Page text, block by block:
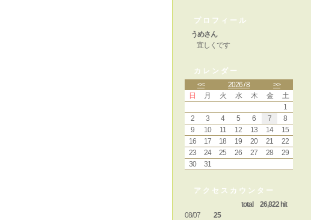
プロフィール
うめさん
宜しくです
カレンダー
<<
2026 / 8
>>
日
月 火 水 木 金
土
1
2
3 4 5 6 7
8
9
10 11 12 13 14
15
16
17 18 19 20 21
22
23
24 25 26 27 28
29
30
31
アクセスカウンター
total 26,822 hit
08/07
25